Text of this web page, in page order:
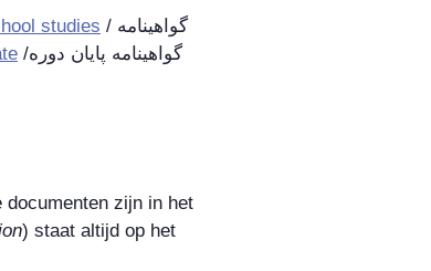
studies / گواهينامه
/گواهينامه پايان دوره
documenten zijn in het
) staat altijd op het